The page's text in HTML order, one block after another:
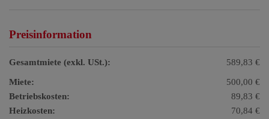
Preisinformation
Gesamtmiete (exkl. USt.): 589,83 €
Miete:
500,00 €
Betriebskosten:
89,83 €
Heizkosten:
70,84 €